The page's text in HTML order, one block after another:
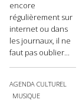
encore
régulièrement sur
internet ou dans
les journaux, il ne
faut pas oublier...
AGENDA CULTUREL
MUSIQUE